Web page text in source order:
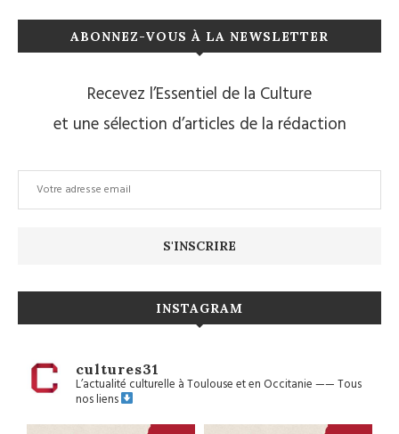
ABONNEZ-VOUS À LA NEWSLETTER
Recevez l’Essentiel de la Culture
et une sélection d’articles de la rédaction
INSTAGRAM
cultures31
L’actualité culturelle à Toulouse et en Occitanie——Tous
nos liens